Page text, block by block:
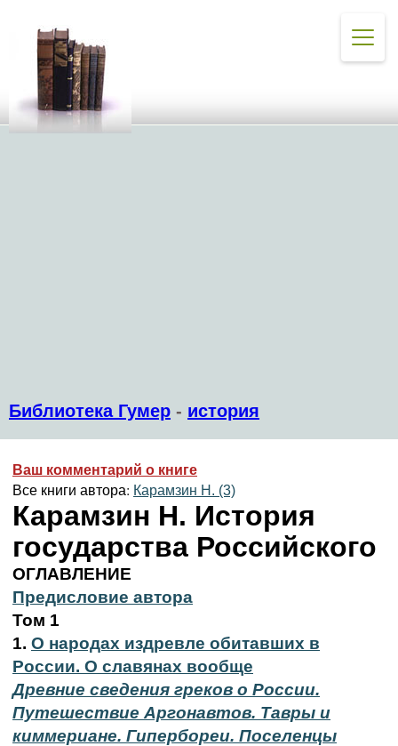
Библиотека Гумер - история
Ваш комментарий о книге
Все книги автора: Карамзин Н. (3)
Карамзин Н. История
государства Российского
ОГЛАВЛЕНИЕ
Предисловие автора
Том 1
1. О народах издревле обитавших в
России. О славянах вообще
Древние сведения греков о России.
Путешествие Аргонавтов. Тавры и
киммериане. Гипербореи. Поселенцы